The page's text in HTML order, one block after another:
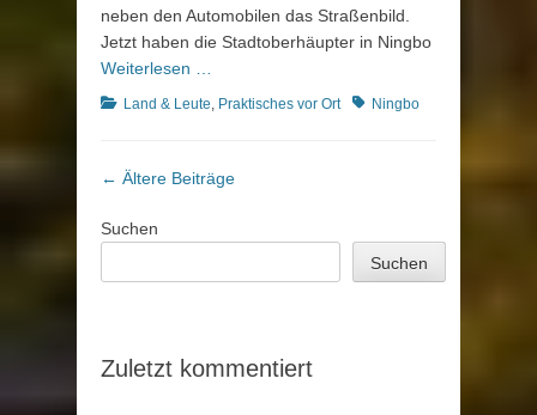
neben den Automobilen das Straßenbild.
Jetzt haben die Stadtoberhäupter in Ningbo
Weiterlesen …
Kategorien
Land & Leute, Praktisches vor Ort Schlagworte
Ningbo
Beitragsnavigation
← Ältere Beiträge
Suchen
Suchen
Zuletzt kommentiert